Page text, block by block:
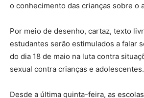
o conhecimento das crianças sobre o
Por meio de desenho, cartaz, texto
estudantes serão estimulados a falar
do dia 18 de maio na luta contra
sexual contra crianças e adolescentes.
Desde a última quinta-feira, as